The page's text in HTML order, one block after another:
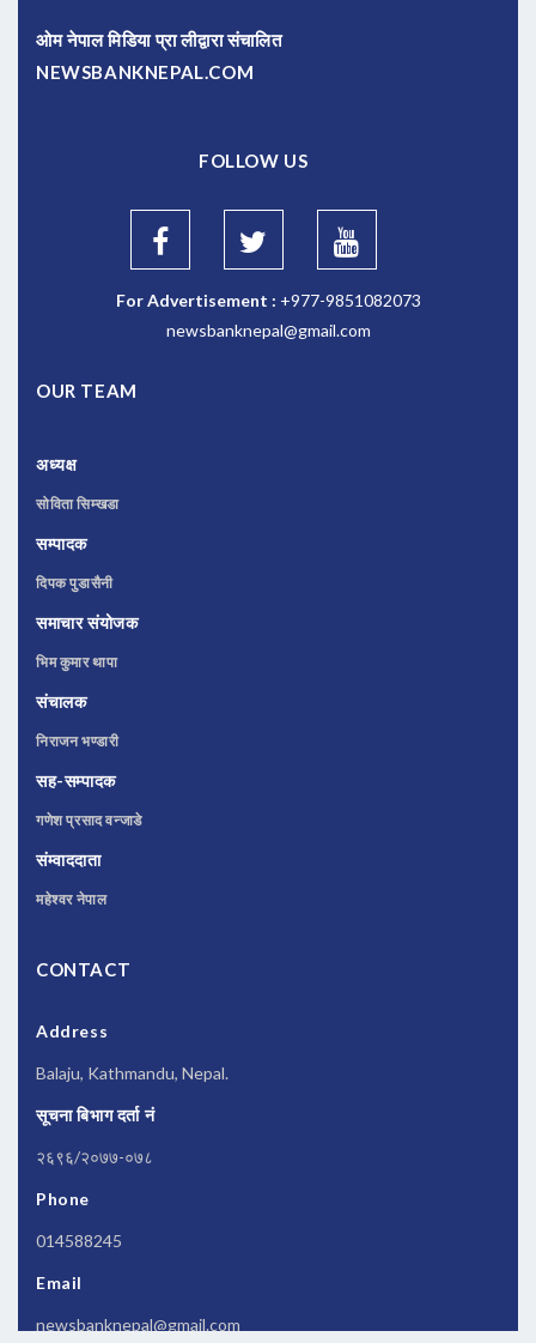
ओम नेपाल मिडिया प्रा लीद्वारा संचालित
NEWSBANKNEPAL.COM
FOLLOW US
For Advertisement : +977-9851082073
newsbanknepal@gmail.com
OUR TEAM
अध्यक्ष
सोविता सिम्खडा
सम्पादक
दिपक पुडासैनी
समाचार संयोजक
भिम कुमार थापा
संचालक
निराजन भण्डारी
सह-सम्पादक
गणेश प्रसाद वन्जाडे
संम्वाददाता
महेश्वर नेपाल
CONTACT
Address
Balaju, Kathmandu, Nepal.
सूचना बिभाग दर्ता नं
२६९६/२०७७-०७८
Phone
014588245
Email
newsbanknepal@gmail.com